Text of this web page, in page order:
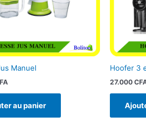
Manuel
au panier
Hoofer 3
27.000